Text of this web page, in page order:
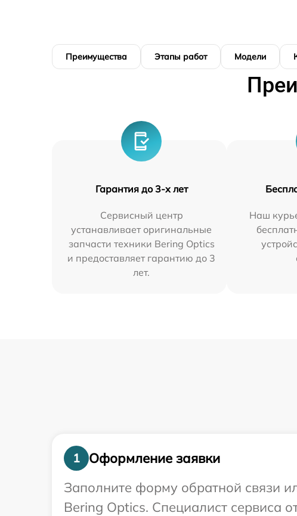
Преимущества Этапы работ Модели
Гарантия до 3-х лет
Сервисный центр
устанавливает оригинальные
запчасти техники Bering Optics
и предоставляет гарантию до 3
лет.
Наш
1
Оформление заявки
Заполните форму обратной связи
Bering Optics. Специалист сервиса